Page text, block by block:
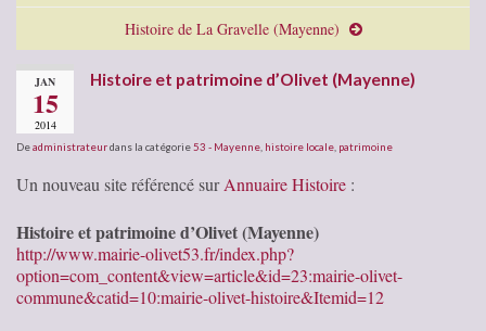
Histoire de La Gravelle (Mayenne)
JAN
15
2014
Histoire et patrimoine d’Olivet (Mayenne)
Deadministrateurdans la catégorie 53 - Mayenne histoire locale patrimoine
Un nouveau site référencé surAnnuaire Histoire :
Histoire et patrimoine d’Olivet (Mayenne)
http://www.mairie-olivet53.fr/index.php?
option=com_content&view=article&id=23:mairie-olivet-
commune&catid=10:mairie-olivet-histoire&Itemid=12